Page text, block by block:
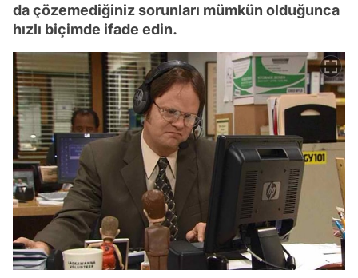
da çözemediğiniz sorunları mümkün olduğunca
hızlı biçimde ifade edin.